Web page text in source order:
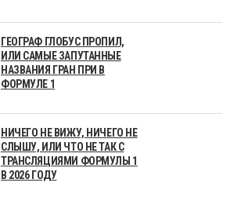
ГЕОГРАФ ГЛОБУС ПРОПИЛ,
ИЛИ САМЫЕ ЗАПУТАННЫЕ
НАЗВАНИЯ ГРАН ПРИ В
ФОРМУЛЕ 1
НИЧЕГО НЕ ВИЖУ, НИЧЕГО НЕ
СЛЫШУ, ИЛИ ЧТО НЕ ТАК С
ТРАНСЛЯЦИЯМИ ФОРМУЛЫ 1
В 2026 ГОДУ